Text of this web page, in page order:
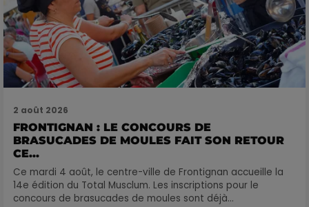
2 août 2026
FRONTIGNAN : LE CONCOURS DE
BRASUCADES DE MOULES FAIT SON RETOUR
CE...
Ce mardi 4 août, le centre-ville de Frontignan accueille la
14e édition du Total Musclum. Les inscriptions pour le
concours de brasucades de moules sont déjà...